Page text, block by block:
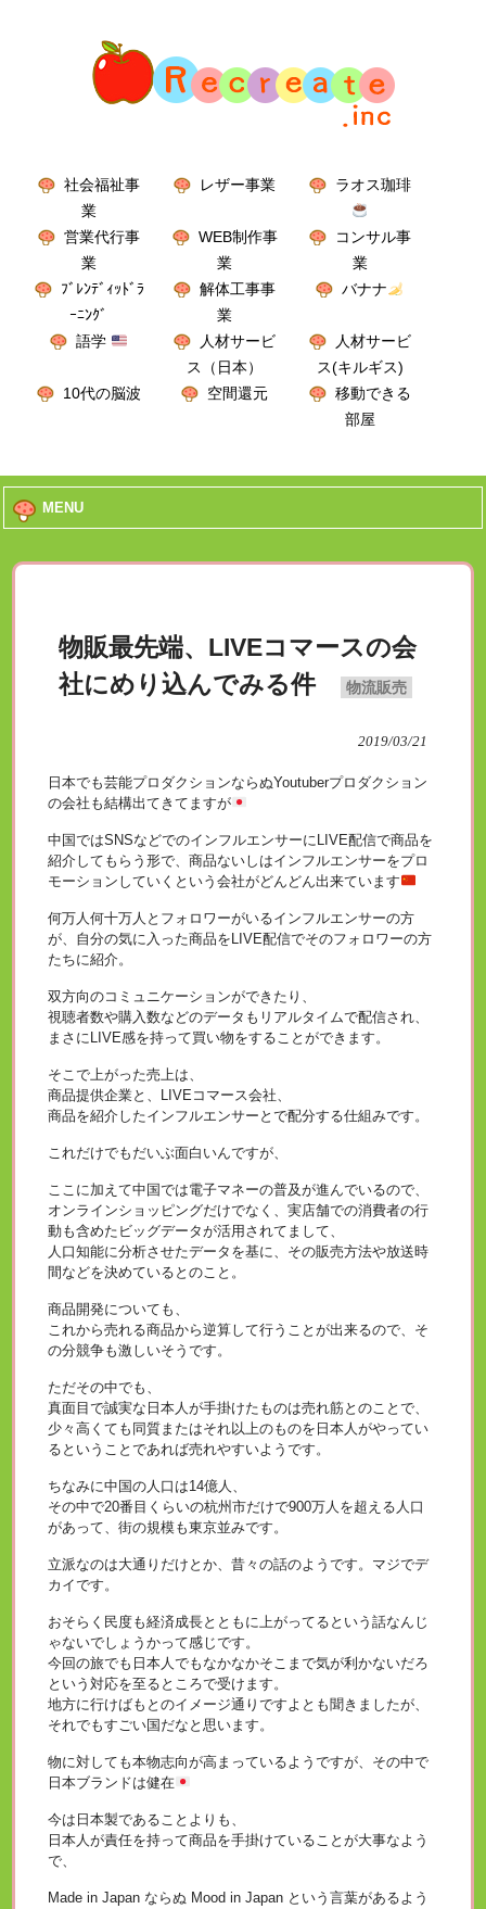
社会福祉事
業
レザー事業 ラオス珈琲
営業代行事
業
WEB制作事
業
コンサル事
業
ﾌﾞﾚﾝﾃﾞｨｯﾄﾞﾗ
ｰﾆﾝｸﾞ
解体工事事
業
バナナ
語学
人材サービ
ス（日本）
人材サービ
ス(キルギス)
10代の脳波
空間還元
移動できる
部屋
MENU
物販最先端、LIVEコマースの会
社にめり込んでみる件
物流販売
2019/03/21
日本でも芸能プロダクションならぬYoutuberプロダクション
の会社も結構出てきてますが
中国ではSNSなどでのインフルエンサーにLIVE配信で商品を
紹介してもらう形で、商品ないしはインフルエンサーをプロ
モーションしていくという会社がどんどん出来ています
何万人何十万人とフォロワーがいるインフルエンサーの方
が、自分の気に入った商品をLIVE配信でそのフォロワーの方
たちに紹介。
双方向のコミュニケーションができたり、
視聴者数や購入数などのデータもリアルタイムで配信され、
まさにLIVE感を持って買い物をすることができます。
そこで上がった売上は、
商品提供企業と、LIVEコマース会社、
商品を紹介したインフルエンサーとで配分する仕組みです。
これだけでもだいぶ面白いんですが、
ここに加えて中国では電子マネーの普及が進んでいるので、
オンラインショッピングだけでなく、実店舗での消費者の行
動も含めたビッグデータが活用されてまして、
人口知能に分析させたデータを基に、その販売方法や放送時
間などを決めているとのこと。
商品開発についても、
これから売れる商品から逆算して行うことが出来るので、そ
の分競争も激しいそうです。
ただその中でも、
真面目で誠実な日本人が手掛けたものは売れ筋とのことで、
少々高くても同質またはそれ以上のものを日本人がやってい
るということであれば売れやすいようです。
ちなみに中国の人口は14億人、
その中で20番目くらいの杭州市だけで900万人を超える人口
があって、街の規模も東京並みです。
立派なのは大通りだけとか、昔々の話のようです。マジでデ
カイです。
おそらく民度も経済成長とともに上がってるという話なんじ
ゃないでしょうかって感じです。
今回の旅でも日本人でもなかなかそこまで気が利かないだろ
という対応を至るところで受けます。
地方に行けばもとのイメージ通りですよとも聞きましたが、
それでもすごい国だなと思います。
物に対しても本物志向が高まっているようですが、その中で
日本ブランドは健在
今は日本製であることよりも、
日本人が責任を持って商品を手掛けていることが大事なよう
で、
Made in Japan ならぬ Mood in Japan という言葉があるよう